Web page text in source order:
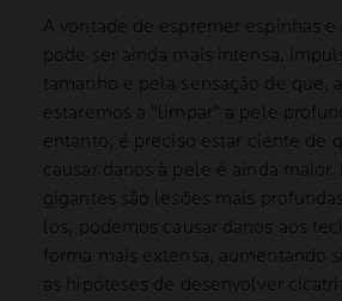
A vontade de espremer espinhas e
pode ser ainda mais intensa,
tamanho e pela sensação de que,
estaremos a "limpar" a pele
entanto, é preciso estar ciente de
causar danos à pele é ainda maior.
gigantes são lesões mais
los, podemos causar danos aos
forma mais extensa, aumentando
as hipóteses de desenvolver